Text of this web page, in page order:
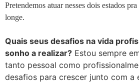
Pretendemos atuar nesses dois estados
longe.
Quais seus desafios na vida
sonho a realizar? Estou sempre
tanto pessoal como
desafios para crescer junto com a